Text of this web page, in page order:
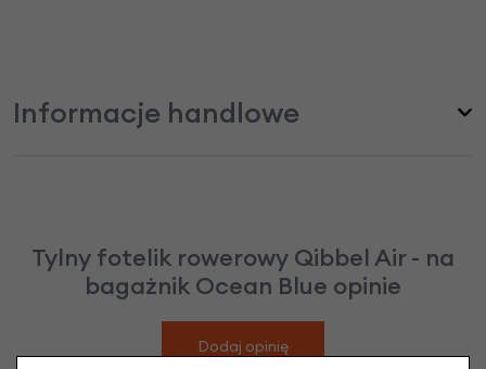
Informacje handlowe
Tylny fotelik rowerowy Qibbel Air - na
bagażnik Ocean Blue opinie
Dodaj opinię